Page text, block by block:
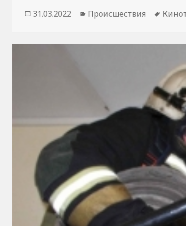
Опубликовано
31.03.2022 Рубрики
Происшествия